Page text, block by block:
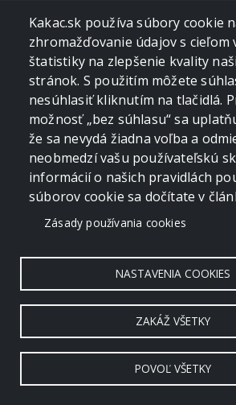
Copyright © 2006 - 2026 by
Kakac.sk používa súbory cookie
zhromažďovanie údajov s cieľom
štatistiky na zlepšenie kvality
stránok. S použitím môžete
nesúhlasiť kliknutím na tlačidlá.
možnosť „bez súhlasu“ sa
že sa nevydá žiadna voľba a
neobmedzí vašu používateľskú
informácií o našich pravidlách
súborov cookie sa dočítate v
Zásady používania cookies
NASTAVENIA COOKIES
ZAKÁŽ VŠETKY
POVOĽ VŠETKY